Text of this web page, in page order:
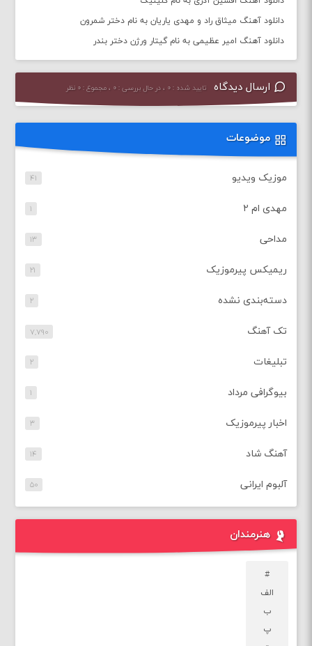
دانلود آهنگ میثاق راد و مهدی یاریان به نام دختر شمرون
دانلود آهنگ امیر عظیمی به نام گیتار ورژن دختر بندر
ارسال دیدگاه تایید شده : ۰ ، در حال بررسی : ۰ ، مجموع : ۰ نظر
موضوعات
موزیک ویدیو ۴۱
مهدی ام ۲ ۱
مداحی ۱۳
ریمیکس پیرموزیک ۲۱
دسته‌بندی نشده ۲
تک آهنگ ۷,۷۹۰
تبلیغات ۲
بیوگرافی مرداد ۱
اخبار پیرموزیک ۳
آهنگ شاد ۱۴
آلبوم ایرانی ۵۰
هنرمندان
#
الف
ب
پ